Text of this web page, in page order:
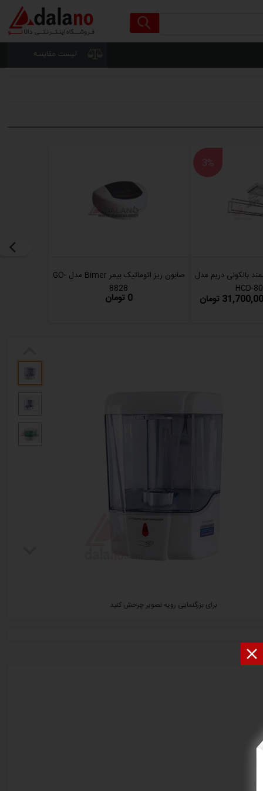
لیست مقایسه
3%
بالکونی دریم مدل
HCD-
تومان
صابون ریز اتوماتیک بیمر Bimer مدل GO-
8828
0 تومان
برای بزرگنمایی رویه تصویر چرخش کنید
